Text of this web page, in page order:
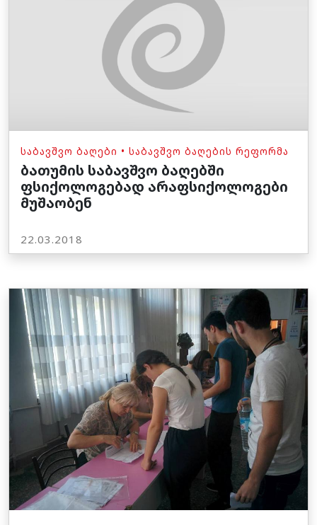
ᲡᲐᲑᲐᲕᲨᲕᲝ ᲑᲐᲦᲔᲑᲘ • ᲡᲐᲑᲐᲕᲨᲕᲝ ᲑᲐᲦᲔᲑᲘᲡ ᲠᲔᲤᲝᲠᲛᲐ
ბათუმის საბავშვო ბაღებში
ფსიქოლოგებად არაფსიქოლოგები
მუშაობენ
22.03.2018